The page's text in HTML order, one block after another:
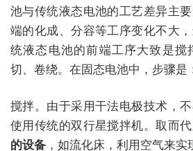
池与传统液态电池的工艺差异主
端的化成、分容等工序变化不大
统液态电池的前端工序大致是搅
切、卷绕。在固态电池中，步骤是
搅拌。由于采用干法电极技术，
使用传统的双行星搅拌机。取而
的设备 ，如流化床，利用空气来实